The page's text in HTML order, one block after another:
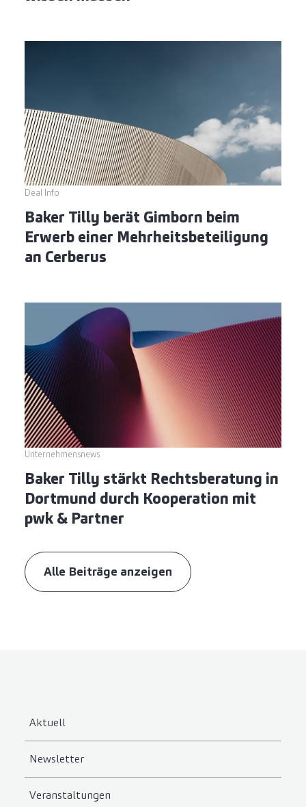
Deal Info
Baker Tilly berät Gimborn beim
Erwerb einer Mehrheitsbeteiligung
an Cerberus
Unternehmensnews
Baker Tilly stärkt Rechtsberatung in
Dortmund durch Kooperation mit
pwk & Partner
Alle Beiträge anzeigen
Aktuell
Newsletter
Veranstaltungen